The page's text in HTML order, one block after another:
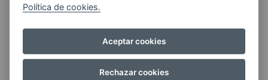
Quiero recibir las últimas novedades de AVIA
Política de cookies.
Aceptar cookies
Rechazar cookies